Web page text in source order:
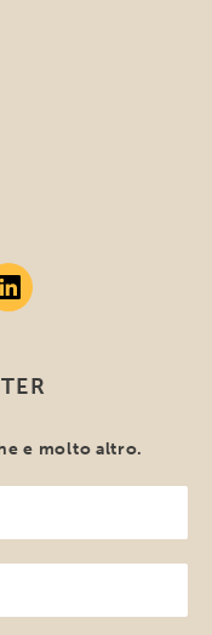
e molto altro.